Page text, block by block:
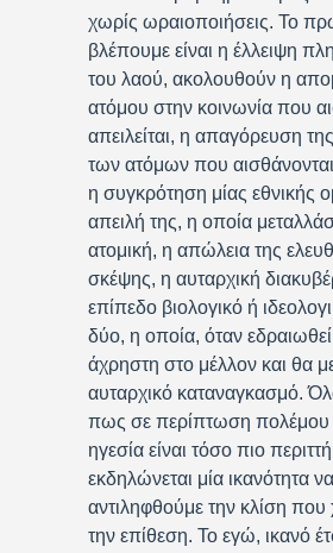
χωρίς ωραιοποιήσεις. Το
βλέπουμε είναι η έλλειψη
του λαού, ακολουθούν η
ατόμου στην κοινωνία που
απειλείται, η απαγόρευση
των ατόμων που
η συγκρότηση μίας εθνικής
απειλή της, η οποία
ατομική, η απώλεια της
σκέψης, η αυταρχική
επίπεδο βιολογικό ή
δύο, η οποία, όταν
άχρηστη στο μέλλον και θα
αυταρχικό καταναγκασμό.
πως σε περίπτωση πολέμου
ηγεσία είναι τόσο πιο
εκδηλώνεται μία ικανότητα να
αντιληφθούμε την κλίση που
την επίθεση. Το εγώ, ικανό